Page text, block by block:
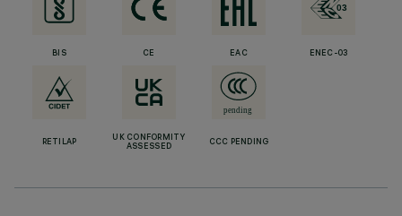
BIS CE EAC ENEC-03
RETILAP
UK CONFORMITY
ASSESSED
CCC PENDING